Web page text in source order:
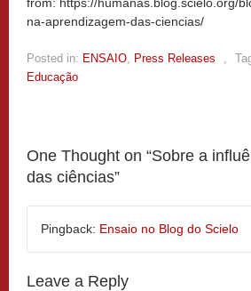
na-aprendizagem-das-ciencias/
Posted in: ENSAIO Press Releases
Educação
One Thought on “Sobre a
das ciências”
Pingback: Ensaio no Blog do Scielo
Leave a Reply